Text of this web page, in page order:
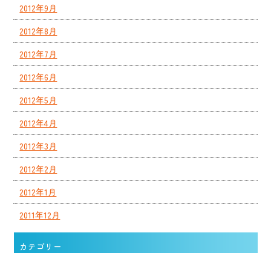
2012年9月
2012年8月
2012年7月
2012年6月
2012年5月
2012年4月
2012年3月
2012年2月
2012年1月
2011年12月
カテゴリー